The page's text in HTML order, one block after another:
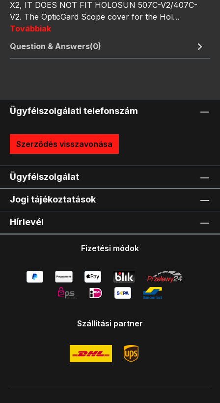
X2, IT DOES NOT FIT HOLOSUN 507C-V2/407C-
V2. The OpticGard Scope cover for the Hol…
Továbbiak
Question & Answers(0)
Ügyfélszolgálati telefonszám
Szerződés visszavonása
Ügyfélszolgálat
Jogi tájékoztatások
Hírlevél
Fizetési módok
Szállítási partner